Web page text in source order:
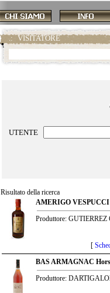
.: VISITATORE
UTENTE
Risultato della ricerca
AMERIGO VESPUCCI
Produttore:
[
BAS ARMAGNAC
Produttore: